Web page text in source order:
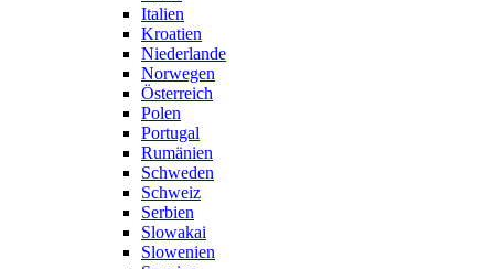
Italien
Kroatien
Niederlande
Norwegen
Österreich
Polen
Portugal
Rumänien
Schweden
Schweiz
Serbien
Slowakai
Slowenien